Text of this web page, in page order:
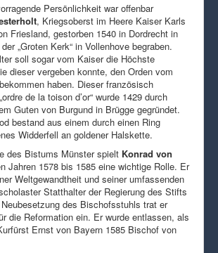
Persönlichkeit war offenbar
, Kriegsoberst im Heere Kaiser Karls
Friesland, gestorben 1540 in Dordrecht in
„Groten Kerk“ in Vollenhove begraben.
soll sogar vom Kaiser die Höchste
dieser vergeben konnte, den Orden vom
haben. Dieser französisch
de la toison d’or“ wurde 1429 durch
Guten von Burgund in Brügge gegründet.
bestand aus einem durch einen Ring
Widderfell an goldener Halskette.
des Bistums Münster spielt Konrad von
Jahren 1578 bis 1585 eine wichtige Rolle. Er
Weltgewandtheit und seiner umfassenden
Statthalter der Regierung des Stifts
des Bischofsstuhls trat er
die Reformation ein. Er wurde entlassen, als
Ernst von Bayern 1585 Bischof von